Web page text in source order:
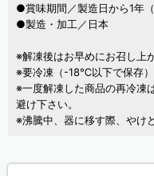
●賞味期間／製造日から1年（
●製造・加工／日本
※解凍後はお早めにお召し上
※要冷凍（-18℃以下で保存）
※一度解凍した商品の再冷凍
避け下さい。
※沸騰中、器に移す際、やけ